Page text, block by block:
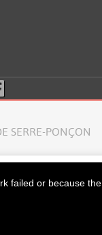
SERRE-PONÇON
failed or because the